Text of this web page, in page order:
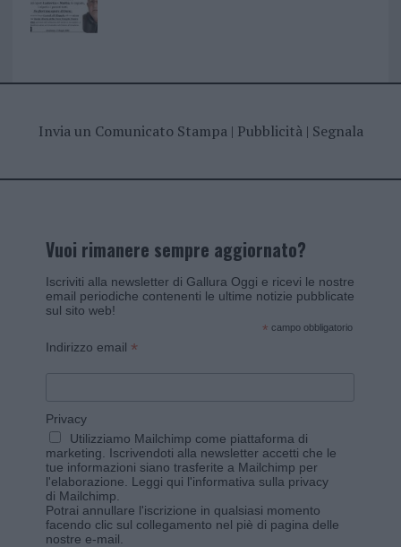
Invia un Comunicato Stampa| Pubblicità| Segnala
Vuoi rimanere sempre aggiornato?
Iscriviti alla newsletter di Gallura Oggi e ricevi le nostre
email periodiche contenenti le ultime notizie pubblicate
sul sito web!
* campo obbligatorio
Indirizzo email *
Privacy
Utilizziamo Mailchimp come piattaforma di
marketing. Iscrivendoti alla newsletter accetti che le
tue informazioni siano trasferite a Mailchimp per
l'elaborazione. Leggi qui l'informativa sulla privacy
di Mailchimp
Potrai annullare l'iscrizione in qualsiasi momento
facendo clic sul collegamento nel piè di pagina delle
nostre e-mail.